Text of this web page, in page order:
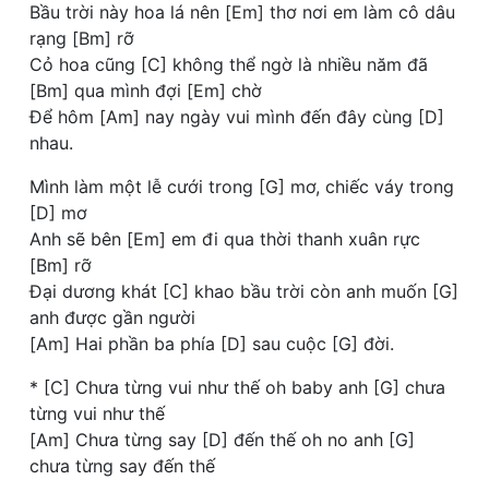
Bầu trời này hoa lá nên [Em] thơ nơi em làm cô dâu
rạng [Bm] rỡ
Cỏ hoa cũng [C] không thể ngờ là nhiều năm đã
[Bm] qua mình đợi [Em] chờ
Để hôm [Am] nay ngày vui mình đến đây cùng [D]
nhau.
Mình làm một lễ cưới trong [G] mơ, chiếc váy trong
[D] mơ
Anh sẽ bên [Em] em đi qua thời thanh xuân rực
[Bm] rỡ
Đại dương khát [C] khao bầu trời còn anh muốn [G]
anh được gần người
[Am] Hai phần ba phía [D] sau cuộc [G] đời.
* [C] Chưa từng vui như thế oh baby anh [G] chưa
từng vui như thế
[Am] Chưa từng say [D] đến thế oh no anh [G]
chưa từng say đến thế